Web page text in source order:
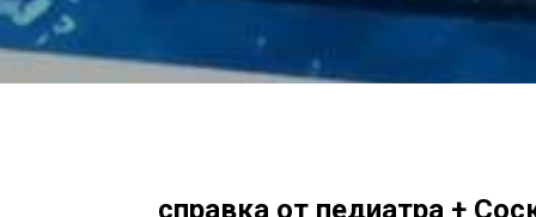
справка от педиатра +